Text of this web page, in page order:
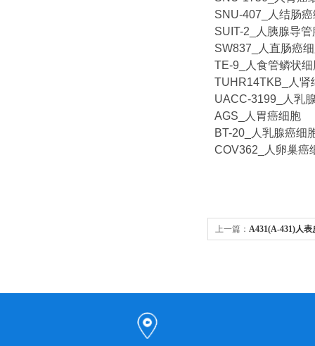
SNU-407_人结肠
SUIT-2_人胰腺导
SW837_人直肠癌
TE-9_人食管鳞状
TUHR14TKB_人肾
UACC-3199_人乳
AGS_人胃癌细胞
BT-20_人乳腺癌细
COV362_人卵巢癌
上一篇： A431(A-431)人表